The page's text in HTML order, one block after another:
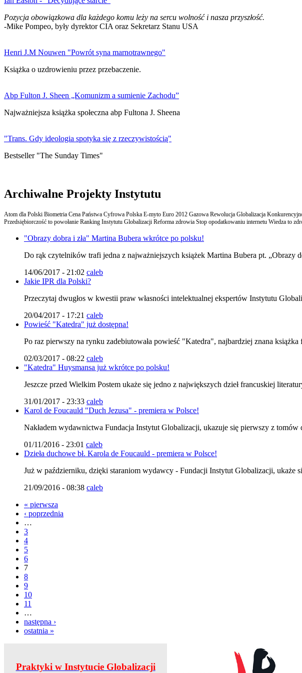
Pozycja obowiązkowa dla każdego komu leży na sercu wolność i nasza przyszłość.
-Mike Pompeo, były dyrektor CIA oraz Sekretarz Stanu USA
Henri J.M Nouwen "Powrót syna marnotrawnego"
Książka o uzdrowieniu przez przebaczenie.
Abp Fulton J. Sheen „Komunizm a sumienie Zachodu”
Najważniejsza książka społeczna abp Fultona J. Sheena
"Trans. Gdy ideologia spotyka się z rzeczywistością"
Bestseller "The Sunday Times"
Archiwalne Projekty Instytutu
Atom dla Polski Biometria Cena Państwa Cyfrowa Polska E-myto Euro 2012 Gazowa Rewolucja Globalizacja
Przedsiębiorczość to powołanie Ranking Instytutu Globalizacji Reforma zdrowia Stop opodatkowaniu internetu Wiedza to
"Obrazy dobra i zła" Martina Bubera wkrótce po polsku!
Do rąk czytelników trafi jedna z najważniejszych książek Martina Bubera pt. „Obrazy
14/06/2017 - 21:02 caleb
Jakie IPR dla Polski?
Przeczytaj dwugłos w kwestii praw własności intelektualnej ekspertów Instytutu
20/04/2017 - 17:21 caleb
Powieść "Katedra" już dostępna!
Po raz pierwszy na rynku zadebiutowała powieść "Katedra", najbardziej znana
02/03/2017 - 08:22 caleb
"Katedra" Huysmansa już wkrótce po polsku!
Jeszcze przed Wielkim Postem ukaże się jedno z największych dzieł francuskiej
31/01/2017 - 23:33 caleb
Karol de Foucauld "Duch Jezusa" - premiera w Polsce!
Nakładem wydawnictwa Fundacja Instytut Globalizacji, ukazuje się pierwszy z tomów
01/11/2016 - 23:01 caleb
Dzieła duchowe bł. Karola de Foucauld - premiera w Polsce!
Już w październiku, dzięki staraniom wydawcy - Fundacji Instytut Globalizacji, ukaże
21/09/2016 - 08:38 caleb
« pierwsza
‹ poprzednia
…
3
4
5
6
7
8
9
10
11
…
następna ›
ostatnia »
Praktyki w Instytucie Globalizacji